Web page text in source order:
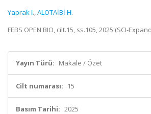
Yaprak I.,ALOTAİBİ H.
FEBS OPEN BIO, cilt.15, ss.105, 2025 (SCI-
Yayın Türü: Makale / Özet
Cilt numarası: 15
Basım Tarihi: 2025